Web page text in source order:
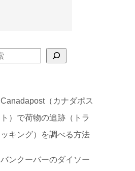
Canadapost（カナダポス
ト）で荷物の追跡（トラ
ッキング）を調べる方法
バンクーバーのダイソー